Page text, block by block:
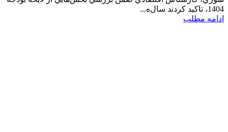
1404، تاكيد كردند سال‌ه...
ادامه مطلب